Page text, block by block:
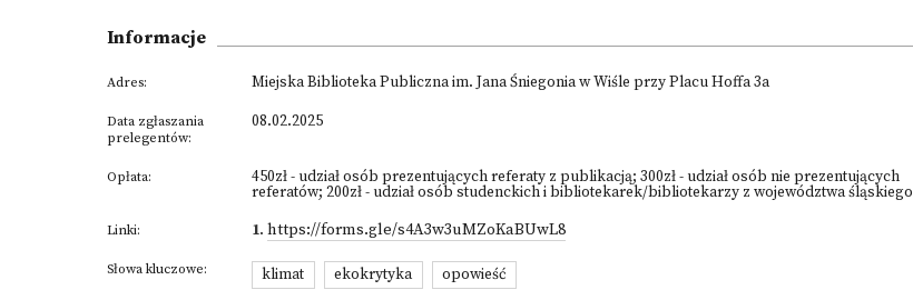
Informacje
Adres: Miejska Biblioteka Publiczna im. Jana Śniegonia w Wiśle przy Placu Hoffa 3a
Data zgłaszania
prelegentów:
08.02.2025
Opłata: 450zł - udział osób prezentujących referaty z publikacją; 300zł - udział osób nie prezentujących
referatów; 200zł - udział osób studenckich i bibliotekarek/bibliotekarzy z województwa śląskiego
Linki: 1. https://forms.gle/s4A3w3uMZoKaBUwL8
Słowa kluczowe: klimat ekokrytyka opowieść